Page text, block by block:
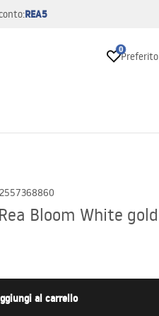
REA5
0
Preferito
Bloom White gold
al carrello